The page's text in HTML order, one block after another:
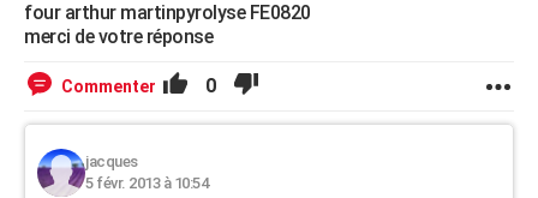
four arthur martinpyrolyse FE0820
merci de votre réponse
Commenter 0
jacques
5 févr. 2013 à 10:54